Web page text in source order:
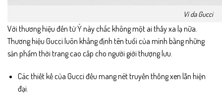
Ví da Gucci
Với thương hiệu đến từ Ý này chắc không một ai thấy xa lạ nữa.
Thương hiệu Gucci luôn khẳng định tên tuổi của mình bằng những
sản phẩm thời trang cao cấp cho người giới thượng lưu.
Các thiết kế của Gucci đều mang nét truyền thống xen lẫn hiện
đại.